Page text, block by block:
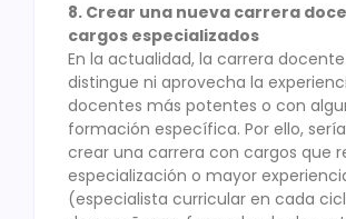
8. Crear una nueva carrera
cargos especializados
En la actualidad, la carrera
distingue ni aprovecha la
docentes más potentes o con
formación específica. Por ello,
crear una carrera con cargos que
especialización o mayor
(especialista curricular en cada